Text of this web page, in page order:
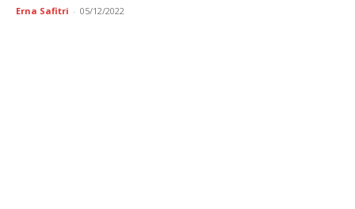
Erna Safitri - 05/12/2022